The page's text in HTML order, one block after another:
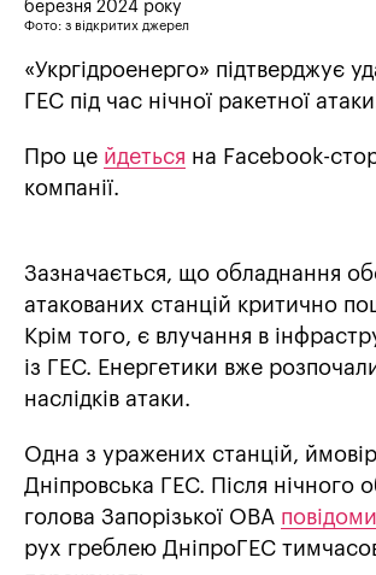
березня 2024 року
Фото: з відкритих джерел
«Укргідроенерго» підтверджує
ГЕС під час нічної ракетної
Про це йдеться на Facebook-
компанії.
Зазначається, що обладнання
атакованих станцій критично
Крім того, є влучання в
із ГЕС. Енергетики вже
наслідків атаки.
Одна з уражених станцій,
Дніпровська ГЕС. Після нічного
голова Запорізької ОВА
рух греблею ДніпроГЕС